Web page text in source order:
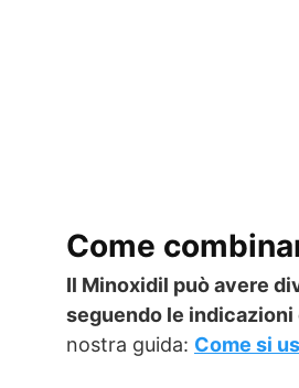
Come
Il Minoxidil può avere
seguendo le
nostra guida: Come si